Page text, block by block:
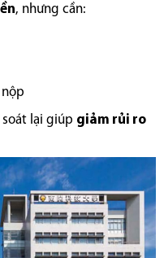
, nhưng cần:
soát lại giúp giảm rủi ro